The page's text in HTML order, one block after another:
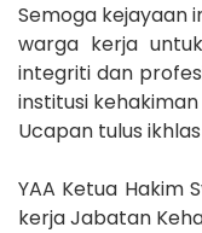
Semoga kejayaan
warga kerja
integriti dan
institusi kehakiman
Ucapan tulus
YAA Ketua Hakim
kerja Jabatan